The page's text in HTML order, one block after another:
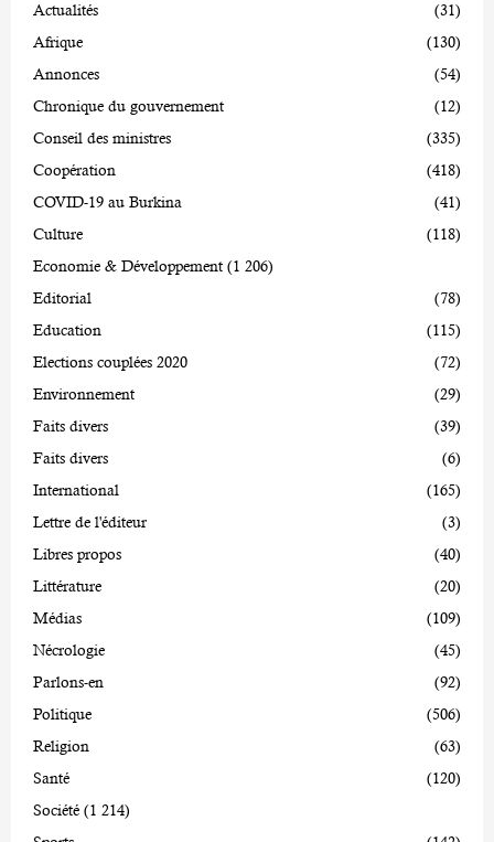
Actualités
(31)
Afrique
(130)
Annonces
(54)
Chronique du gouvernement
(12)
Conseil des ministres
(335)
Coopération
(418)
COVID-19 au Burkina
(41)
Culture
(118)
Economie & Développement (1 206)
Editorial
(78)
Education
(115)
Elections couplées 2020
(72)
Environnement
(29)
Faits divers
(39)
Faits divers
(6)
International
(165)
Lettre de l'éditeur
(3)
Libres propos
(40)
Littérature
(20)
Médias
(109)
Nécrologie
(45)
Parlons-en
(92)
Politique
(506)
Religion
(63)
Santé
(120)
Société (1 214)